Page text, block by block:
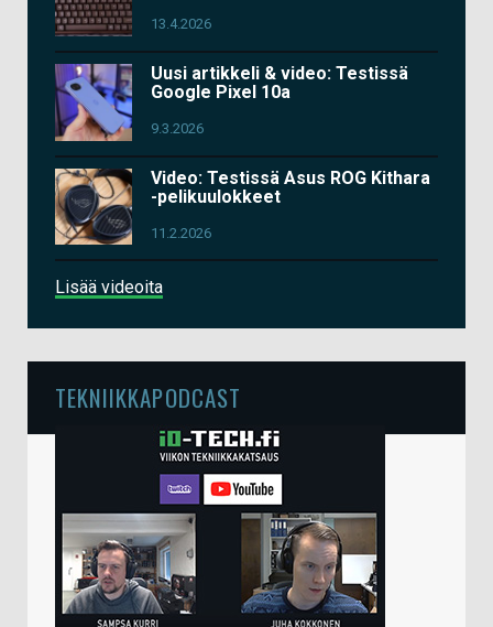
13.4.2026
Uusi artikkeli & video: Testissä
Google Pixel 10a
9.3.2026
Video: Testissä Asus ROG Kithara
-pelikuulokkeet
11.2.2026
Lisää videoita
TEKNIIKKAPODCAST